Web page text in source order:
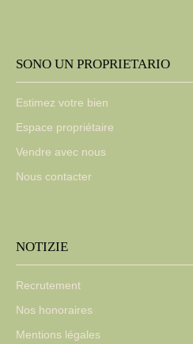
SONO UN PROPRIETARIO
Estimez votre bien
Espace propriétaire
Vendre avec nous
Nous contacter
NOTIZIE
Recrutement
Nos honoraires
Mentions légales